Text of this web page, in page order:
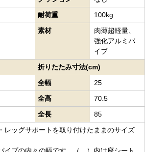
耐荷重
100kg
素材
肉薄超軽量、
強化アルミパ
イプ
折りたたみ寸法(cm)
全幅
25
全高
70.5
全長
85
ッグサポートを取り付けたままのサイズ